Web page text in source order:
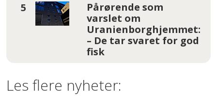
Pårørende som
varslet om
Uranienborghjemmet:
– De tar svaret for god
fisk
Les flere nyheter: